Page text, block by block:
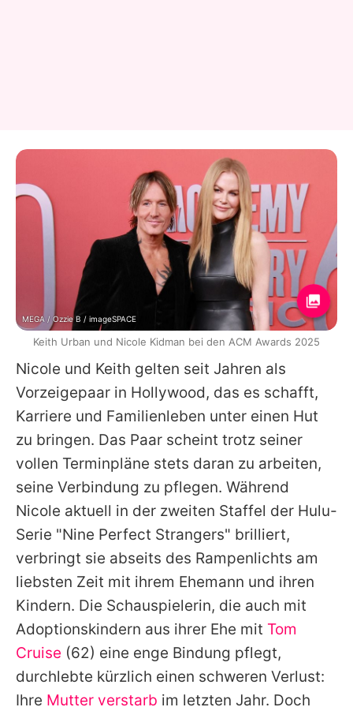
Nicole und Keith gelten seit Jahren als
Vorzeigepaar in Hollywood, das es schafft,
Karriere und Familienleben unter einen Hut
zu bringen. Das Paar scheint trotz seiner
vollen Terminpläne stets daran zu arbeiten,
seine Verbindung zu pflegen. Während
Nicole aktuell in der zweiten Staffel der Hulu-
Serie "Nine Perfect Strangers" brilliert,
verbringt sie abseits des Rampenlichts am
liebsten Zeit mit ihrem Ehemann und ihren
Kindern. Die Schauspielerin, die auch mit
Adoptionskindern aus ihrer Ehe mit Tom
Cruise (62) eine enge Bindung pflegt,
durchlebte kürzlich einen schweren Verlust:
Ihre Mutter verstarb im letzten Jahr. Doch
MEGA / Ozzie B / imageSPACE
Keith Urban und Nicole Kidman bei den ACM Awards 2025